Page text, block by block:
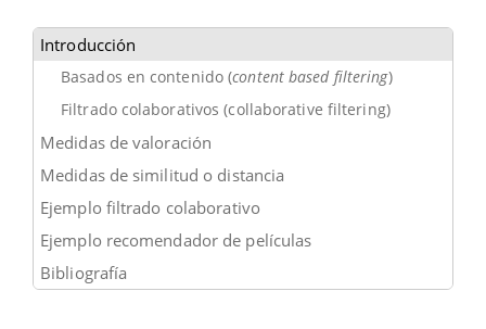
Introducción
Basados en contenido (content based filtering)
Filtrado colaborativos (collaborative filtering)
Medidas de valoración
Medidas de similitud o distancia
Ejemplo filtrado colaborativo
Ejemplo recomendador de películas
Bibliografía